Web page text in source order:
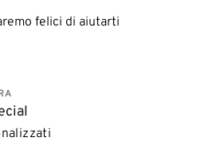
felici di aiutarti